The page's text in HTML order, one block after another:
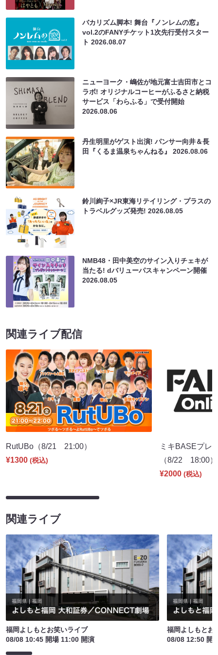
バカリズム脚本! 舞台『ノンレムの窓』
vol.2のFANYチケット1次先行受付スター
ト2026.08.07
ニューヨーク・嶋佐が地元富士吉田市とコ
ラボ! オリジナルコーヒーがふるさと納税
サービス「わらふる」で受付開始
2026.08.06
丹生明里がゲスト出演! パンサー向井＆長
田『くるま温泉ちゃんねる』2026.08.06
鈴川絢子×JR東海リテイリング・プラスの
トラベルグッズ発売!2026.08.05
NMB48・田中美空のサイン入りチェキが
当たる! dバリューパスキャンペーン開催
2026.08.05
関連ライブ配信
RutUBo（8/21 21:00）
¥1300 (税込)
ミキBASEプレ
（8/22 18:00）
¥2000 (税込)
関連ライブ
福岡よしもとお笑いライブ
08/08 10:45 開場 11:00 開演
福岡よしもとお
08/08 12:50 開